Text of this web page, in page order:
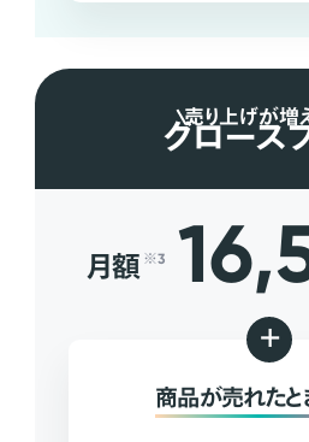
売り上げが増
グロース
月額 ※3
+
商品が売れたと